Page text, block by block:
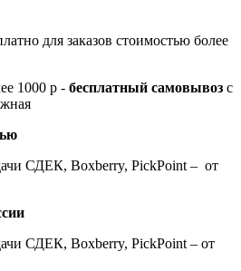
для заказов стоимостью более
1000 р - бесплатный самовывоз с
СДЕК, Boxberry, PickPoint – от
СДЕК, Boxberry, PickPoint – от